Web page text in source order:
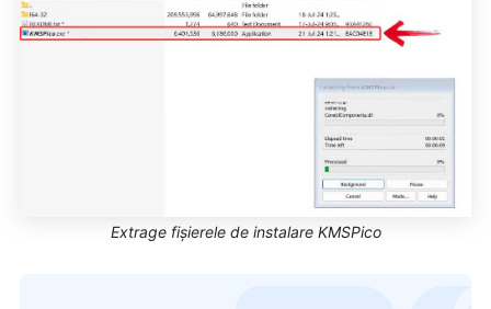
Extrage fișierele de instalare KMSPico